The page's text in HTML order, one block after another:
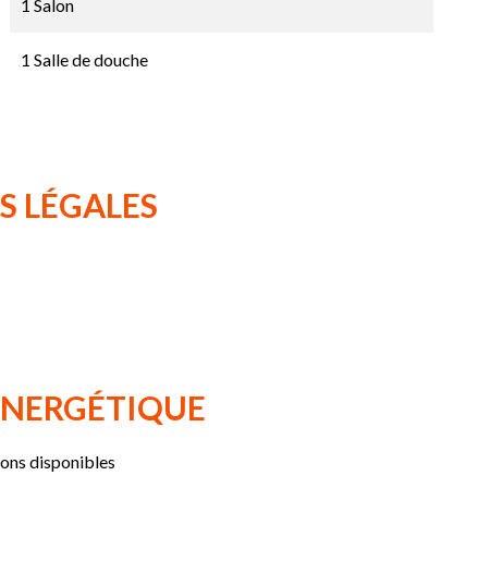
1 Salon
1 Salle de douche
LÉGALES
disponibles